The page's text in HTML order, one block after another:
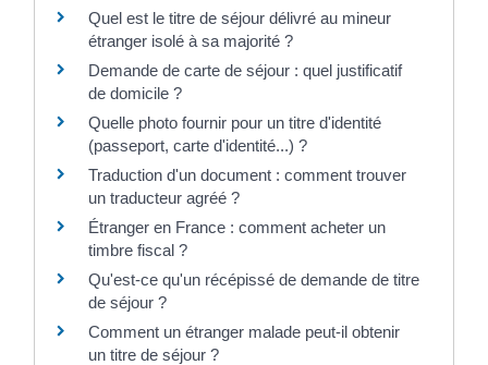
Quel est le titre de séjour délivré au mineur
étranger isolé à sa majorité ?
Demande de carte de séjour : quel justificatif
de domicile ?
Quelle photo fournir pour un titre d'identité
(passeport, carte d'identité...) ?
Traduction d'un document : comment trouver
un traducteur agréé ?
Étranger en France : comment acheter un
timbre fiscal ?
Qu'est-ce qu'un récépissé de demande de titre
de séjour ?
Comment un étranger malade peut-il obtenir
un titre de séjour ?